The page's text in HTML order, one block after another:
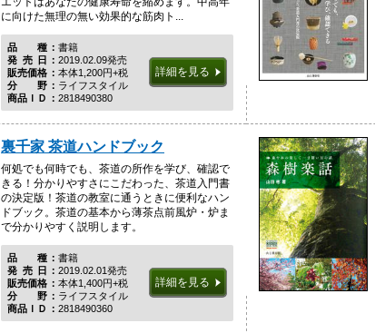
に向けた無理の無い効果的な筋肉ト...
品種書籍
発売日 2019.02.09発売
販売価格
本体1,200円+税
分野ライフスタイル
商品ＩＤ
2818490380
詳細を見る
裏千家 茶道ハンドブック
何処でも何時でも、茶道の所作を学び、確認で
きる！分かりやすさにこだわった、茶道入門書
の決定版！茶道の教室に通うときに便利なハン
ドブック。茶道の基本から薄茶点前風炉・炉ま
で分かりやすく説明します。
品種書籍
発売日 2019.02.01発売
販売価格
本体1,400円+税
分野ライフスタイル
商品ＩＤ
2818490360
詳細を見る